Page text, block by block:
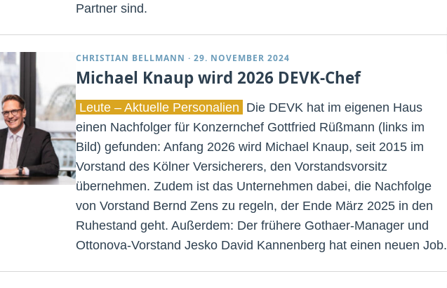
Partner sind.
CHRISTIAN BELLMANN · 29. NOVEMBER 2024
Michael Knaup wird 2026 DEVK-Chef
Leute – Aktuelle Personalien Die DEVK hat im eigenen Haus
einen Nachfolger für Konzernchef Gottfried Rüßmann (links im
Bild) gefunden: Anfang 2026 wird Michael Knaup, seit 2015 im
Vorstand des Kölner Versicherers, den Vorstandsvorsitz
übernehmen. Zudem ist das Unternehmen dabei, die Nachfolge
von Vorstand Bernd Zens zu regeln, der Ende März 2025 in den
Ruhestand geht. Außerdem: Der frühere Gothaer-Manager und
Ottonova-Vorstand Jesko David Kannenberg hat einen neuen Job.